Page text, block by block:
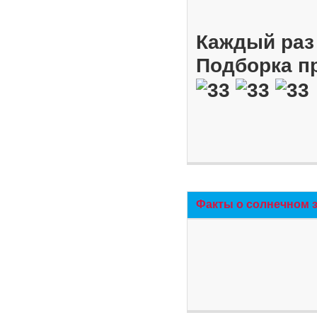
Каждый
Подборка
Факты о солнечном